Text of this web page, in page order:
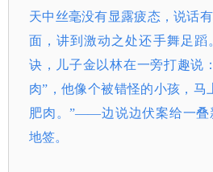
天中丝毫没有显露疲态，说话
面，讲到激动之处还手舞足蹈
诀，儿子金以林在一旁打趣说
肉”，他像个被错怪的小孩，马
肥肉。”——边说边伏案给一叠
地签。